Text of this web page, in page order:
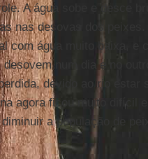
A água sobe e desce
nas desovas dos
com água muito baixa, e
num dia e no
devido ao rio estar
agora ficou muito difícil
a população de